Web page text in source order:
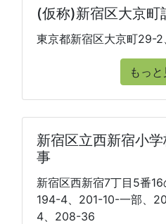
(仮称)新宿区大京町
東京都新宿区大京町29-
もっと
新宿区立西新宿小
事
新宿区西新宿7丁目5番16
194-4、201-10-一部、
4、208-36